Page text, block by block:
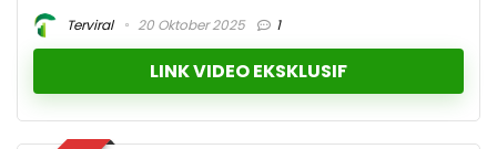
Terviral
20 Oktober 2025 1
LINK VIDEO EKSKLUSIF